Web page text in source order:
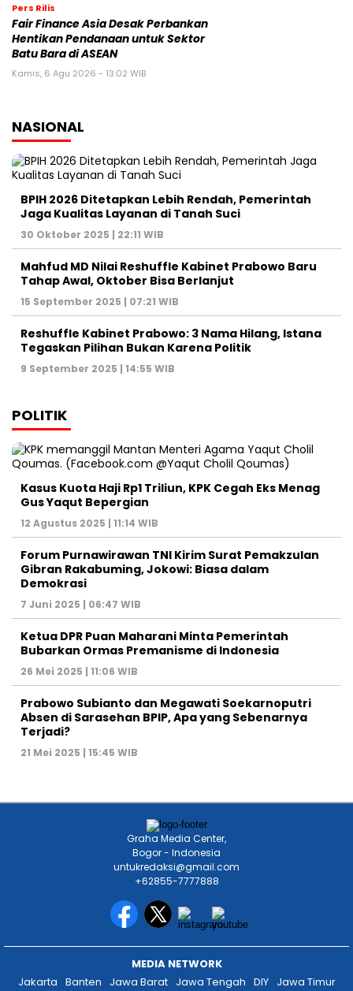
Pers Rilis
Fair Finance Asia Desak Perbankan
Hentikan Pendanaan untuk Sektor
Batu Bara di ASEAN
Kamis, 6 Agu 2026 - 13:02 WIB
NASIONAL
BPIH 2026 Ditetapkan Lebih Rendah, Pemerintah
Jaga Kualitas Layanan di Tanah Suci
30 Oktober 2025 | 22:11 WIB
Mahfud MD Nilai Reshuffle Kabinet Prabowo Baru
Tahap Awal, Oktober Bisa Berlanjut
15 September 2025 | 07:21 WIB
Reshuffle Kabinet Prabowo: 3 Nama Hilang, Istana
Tegaskan Pilihan Bukan Karena Politik
9 September 2025 | 14:55 WIB
POLITIK
Kasus Kuota Haji Rp1 Triliun, KPK Cegah Eks Menag
Gus Yaqut Bepergian
12 Agustus 2025 | 11:14 WIB
Forum Purnawirawan TNI Kirim Surat Pemakzulan
Gibran Rakabuming, Jokowi: Biasa dalam
Demokrasi
7 Juni 2025 | 06:47 WIB
Ketua DPR Puan Maharani Minta Pemerintah
Bubarkan Ormas Premanisme di Indonesia
26 Mei 2025 | 11:06 WIB
Prabowo Subianto dan Megawati Soekarnoputri
Absen di Sarasehan BPIP, Apa yang Sebenarnya
Terjadi?
21 Mei 2025 | 15:45 WIB
Graha Media Center,
Bogor - Indonesia
untukredaksi@gmail.com
+62855-7777888
MEDIA NETWORK
Jakarta Banten Jawa Barat Jawa Tengah DIY
Jawa Timur